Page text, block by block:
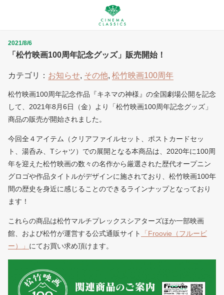
「松竹映画100周年記念グッズ」販売開始！
2021/8/6
カテゴリ： お知らせ, その他, 松竹映画100周年
松竹映画100周年記念作品『キネマの神様』の全国劇場公開を記念
して、2021年8月6日（金）より「松竹映画100周年記念グッズ」
商品の販売が開始されました。
今回全４アイテム（クリアファイルセット、ポストカードセッ
ト、湯呑み、Tシャツ）での展開となる本商品は、2020年に100周
年を迎えた松竹映画の数々の名作から厳選された歴代オープニン
グロゴや作品タイトルがデザインに施されており、松竹映画100年
間の歴史を身近に感じることのできるラインナップとなっており
ます！
これらの商品は松竹マルチプレックスシアターズほか一部映画
館、および松竹が運営する公式通販サイト
「Froovie（フルービ
ー）」 にてお買い求め頂けます。